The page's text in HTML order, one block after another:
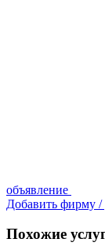
объявление
Добавить фирму /
Похожие